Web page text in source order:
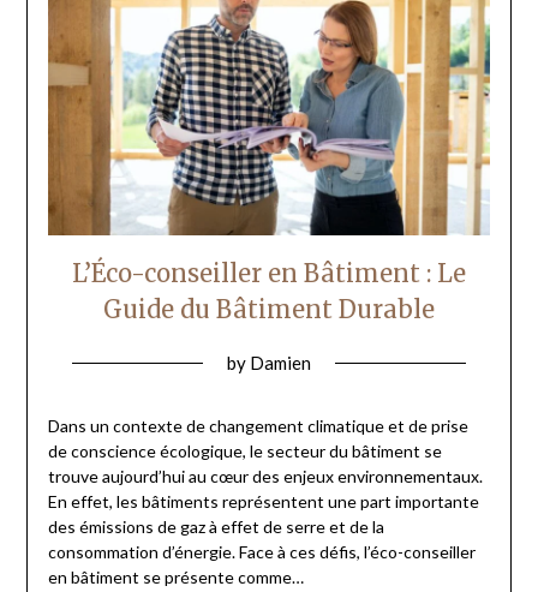
L’Éco-conseiller en Bâtiment : Le
Guide du Bâtiment Durable
by Damien
Dans un contexte de changement climatique et de prise
de conscience écologique, le secteur du bâtiment se
trouve aujourd’hui au cœur des enjeux environnementaux.
En effet, les bâtiments représentent une part importante
des émissions de gaz à effet de serre et de la
consommation d’énergie. Face à ces défis, l’éco-conseiller
en bâtiment se présente comme…